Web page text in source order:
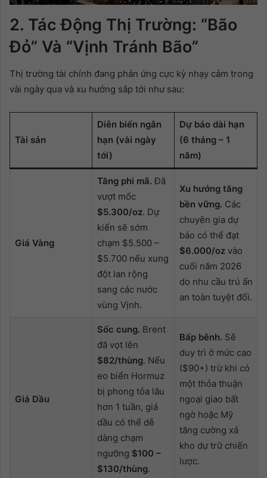
2. Tác Động Thị Trường: “Bão
Đỏ” Và “Vịnh Tránh Bão”
Thị trường tài chính đang phản ứng cực kỳ nhạy cảm trong
vài ngày qua và xu hướng sắp tới như sau:
Tài sản
Diễn biến ngắn
hạn (vài ngày
tới)
Dự báo dài hạn
(6 tháng – 1
năm)
Giá Vàng
Tăng phi mã. Đã
vượt mốc
$5.300/oz. Dự
kiến sẽ sớm
chạm $5.500 –
$5.700 nếu xung
đột lan rộng
sang các nước
vùng Vịnh.
Xu hướng tăng
bền vững. Các
chuyên gia dự
báo có thể đạt
$6.000/ozvào
cuối năm 2026
do nhu cầu trú ẩn
an toàn tuyệt đối.
Giá Dầu
Sốc cung. Brent
đã vọt lên
$82/thùng. Nếu
eo biển Hormuz
bị phong tỏa lâu
hơn 1 tuần, giá
dầu có thể dễ
dàng chạm
ngưỡng $100 –
$130/thùng.
Bấp bênh. Sẽ
duy trì ở mức cao
($90+) trừ khi có
một thỏa thuận
ngoại giao bất
ngờ hoặc Mỹ
tăng cường xả
kho dự trữ chiến
lược.